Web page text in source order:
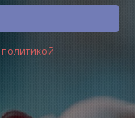
политикой